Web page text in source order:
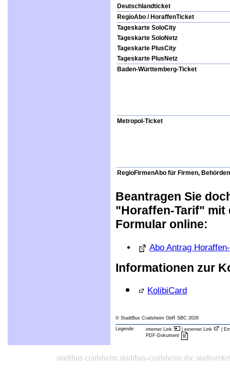
Deutschlandticket
RegioAbo / HoraffenTicket
Tageskarte SoloCity
Tageskarte SoloNetz
Tageskarte PlusCity
Tageskarte PlusNetz
Baden-Württemberg-Ticket
Metropol-Ticket
RegioFirmenAbo für Firmen,
Beantragen Sie
"Horaffen-Tarif" mit
Formular online:
Abo Antrag
Informationen zur
KolibiCard
© StadtBus Crailsheim GbR SBC 2026
Legende: interner Link | externer Link
|
PDF-Dokument
stadtbus crailsheim stadtbus-crailsheim sbc